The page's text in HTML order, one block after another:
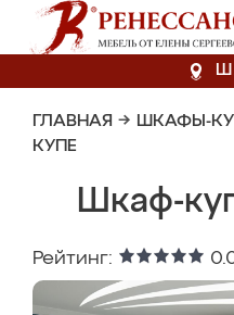
ГЛАВНАЯ → ШКАФЫ-
КУПЕ
Шкаф-
Рейтинг: